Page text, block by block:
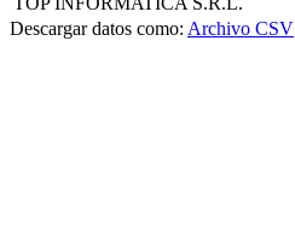
Descargar datos como: Archivo CSV